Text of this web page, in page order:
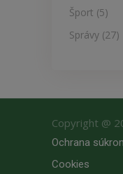
Šport (5)
Správy (27)
Copyright @
Ochrana
Cookies